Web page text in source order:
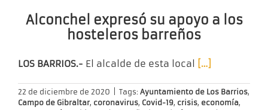
Alconchel expresó su apoyo a los
hosteleros barreños
LOS BARRIOS.- El alcalde de esta local […]
22 de diciembre de 2020 Tags: Ayuntamiento de Los Barrios,
Campo de Gibraltar, coronavirus, Covid-19, crisis, economía,